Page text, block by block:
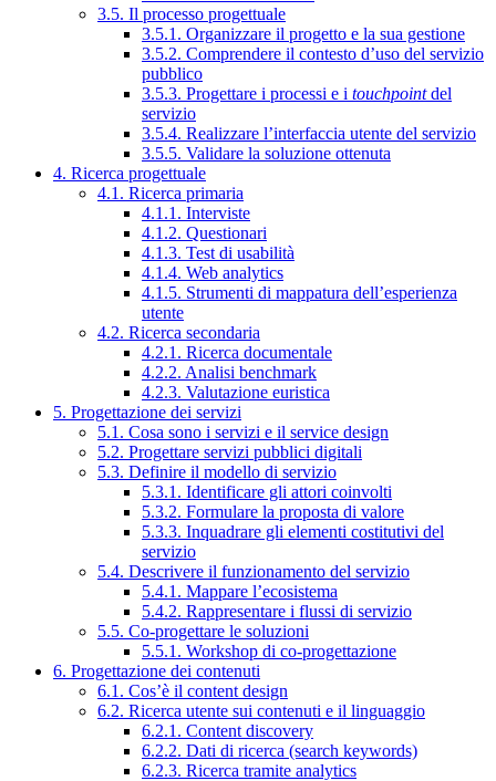
3.5. Il processo progettuale
3.5.1. Organizzare il progetto e la sua gestione
3.5.2. Comprendere il contesto d’uso del servizio
pubblico
3.5.3. Progettare i processi e i touchpointdel
servizio
3.5.4. Realizzare l’interfaccia utente del servizio
3.5.5. Validare la soluzione ottenuta
4. Ricerca progettuale
4.1. Ricerca primaria
4.1.1. Interviste
4.1.2. Questionari
4.1.3. Test di usabilità
4.1.4. Web analytics
4.1.5. Strumenti di mappatura dell’esperienza
utente
4.2. Ricerca secondaria
4.2.1. Ricerca documentale
4.2.2. Analisi benchmark
4.2.3. Valutazione euristica
5. Progettazione dei servizi
5.1. Cosa sono i servizi e il service design
5.2. Progettare servizi pubblici digitali
5.3. Definire il modello di servizio
5.3.1. Identificare gli attori coinvolti
5.3.2. Formulare la proposta di valore
5.3.3. Inquadrare gli elementi costitutivi del
servizio
5.4. Descrivere il funzionamento del servizio
5.4.1. Mappare l’ecosistema
5.4.2. Rappresentare i flussi di servizio
5.5. Co-progettare le soluzioni
5.5.1. Workshop di co-progettazione
6. Progettazione dei contenuti
6.1. Cos’è il content design
6.2. Ricerca utente sui contenuti e il linguaggio
6.2.1. Content discovery
6.2.2. Dati di ricerca (search keywords)
6.2.3. Ricerca tramite analytics